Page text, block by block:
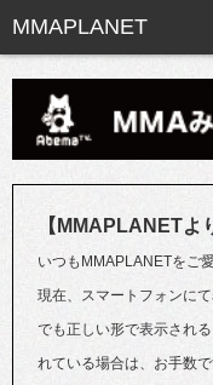
【MMAPLANETよ
いつもMMAPLANETをご
現在、スマートフォンに
でも正しい形で表示され
れている場合は、お手数